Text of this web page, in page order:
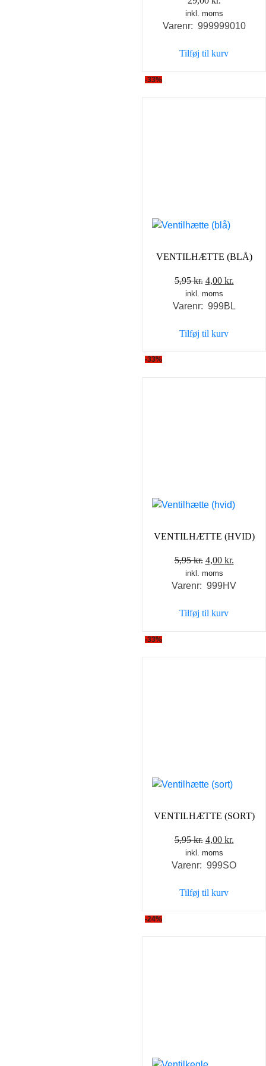
inkl. moms
Varenr: 999999010
Tilføj til kurv
-33%
VENTILHÆTTE (BLÅ)
5,95kr. Den
oprindelige
pris
5,95 kr..
4,00 kr.
pris
inkl. moms
Varenr: 999BL
Tilføj til kurv
-33%
VENTILHÆTTE (HVID)
5,95kr. Den
oprindelige
pris
5,95 kr..
4,00 kr.
pris
inkl. moms
Varenr: 999HV
Tilføj til kurv
-33%
VENTILHÆTTE (SORT)
5,95kr. Den
oprindelige
pris
5,95 kr..
4,00 kr.
pris
inkl. moms
Varenr: 999SO
Tilføj til kurv
-24%